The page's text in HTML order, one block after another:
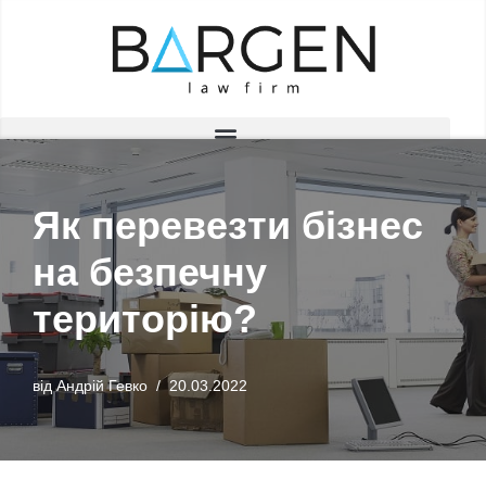
Як перевезти бізнес
на безпечну
територію?
відАндрій Гевко 20.03.2022